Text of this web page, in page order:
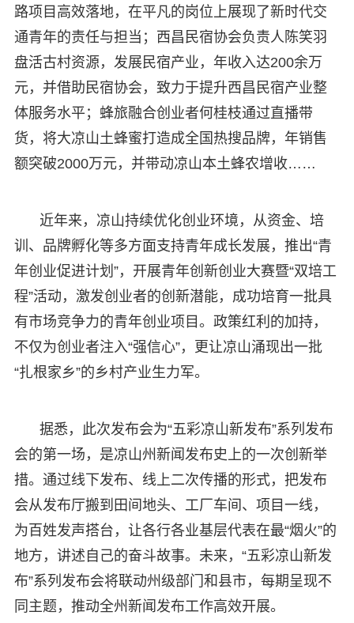
路项目高效落地，在平凡的岗位上展现了新时代交
通青年的责任与担当；西昌民宿协会负责人陈笑羽
盘活古村资源，发展民宿产业，年收入达200余万
元，并借助民宿协会，致力于提升西昌民宿产业整
体服务水平；蜂旅融合创业者何桂枝通过直播带
货，将大凉山土蜂蜜打造成全国热搜品牌，年销售
额突破2000万元，并带动凉山本土蜂农增收……
近年来，凉山持续优化创业环境，从资金、培
训、品牌孵化等多方面支持青年成长发展，推出“青
年创业促进计划”，开展青年创新创业大赛暨“双培工
程”活动，激发创业者的创新潜能，成功培育一批具
有市场竞争力的青年创业项目。政策红利的加持，
不仅为创业者注入“强信心”，更让凉山涌现出一批
“扎根家乡”的乡村产业生力军。
据悉，此次发布会为“五彩凉山新发布”系列发布
会的第一场，是凉山州新闻发布史上的一次创新举
措。通过线下发布、线上二次传播的形式，把发布
会从发布厅搬到田间地头、工厂车间、项目一线，
为百姓发声搭台，让各行各业基层代表在最“烟火”的
地方，讲述自己的奋斗故事。未来，“五彩凉山新发
布”系列发布会将联动州级部门和县市，每期呈现不
同主题，推动全州新闻发布工作高效开展。